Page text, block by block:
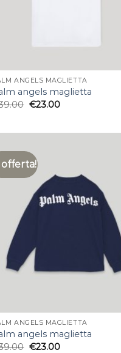
ANGELS MAGLIETTA
angels maglietta
€23.00
offerta!
ANGELS MAGLIETTA
angels maglietta
€23.00